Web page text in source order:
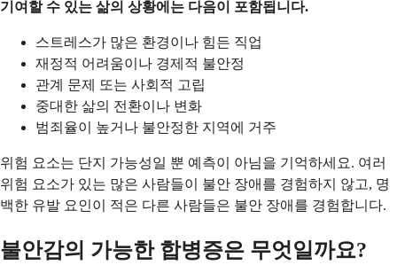
기여할 수 있는 삶의 상황에는 다음이 포함됩니다.
스트레스가 많은 환경이나 힘든 직업
재정적 어려움이나 경제적 불안정
관계 문제 또는 사회적 고립
중대한 삶의 전환이나 변화
범죄율이 높거나 불안정한 지역에 거주
위험 요소는 단지 가능성일 뿐 예측이 아님을 기억하세요. 여러
위험 요소가 있는 많은 사람들이 불안 장애를 경험하지 않고, 명
백한 유발 요인이 적은 다른 사람들은 불안 장애를 경험합니다.
불안감의 가능한 합병증은 무엇일까요?